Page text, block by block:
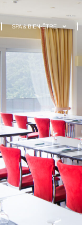
SPA & BIEN-ÊTRE